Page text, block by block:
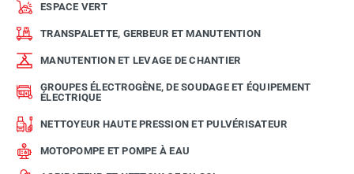
ESPACE VERT
TRANSPALETTE, GERBEUR ET MANUTENTION
MANUTENTION ET LEVAGE DE CHANTIER
GROUPES ÉLECTROGÈNE, DE SOUDAGE ET ÉQUIPEMENT
ÉLECTRIQUE
NETTOYEUR HAUTE PRESSION ET PULVÉRISATEUR
MOTOPOMPE ET POMPE À EAU